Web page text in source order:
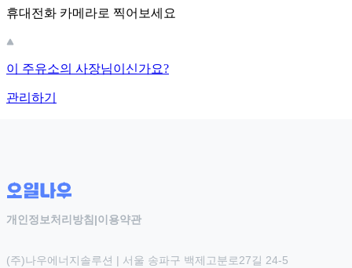
휴대전화 카메라로 찍어보세요
이 주유소의 사장님이신가요?
관리하기
개인정보처리방침 |이용약관
(주)나우에너지솔루션 | 서울 송파구 백제고분로27길 24-5